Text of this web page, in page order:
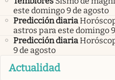
este domingo 9 de agosto
Predicción diaria
astros para este domingo
Predicción diaria
9 de agosto
Actualidad